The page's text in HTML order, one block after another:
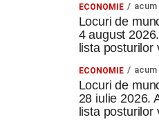
ECONOMIE acum
Locuri de
4 august
lista posturilor
ECONOMIE
Locuri de
28 iulie 2026.
lista posturilor